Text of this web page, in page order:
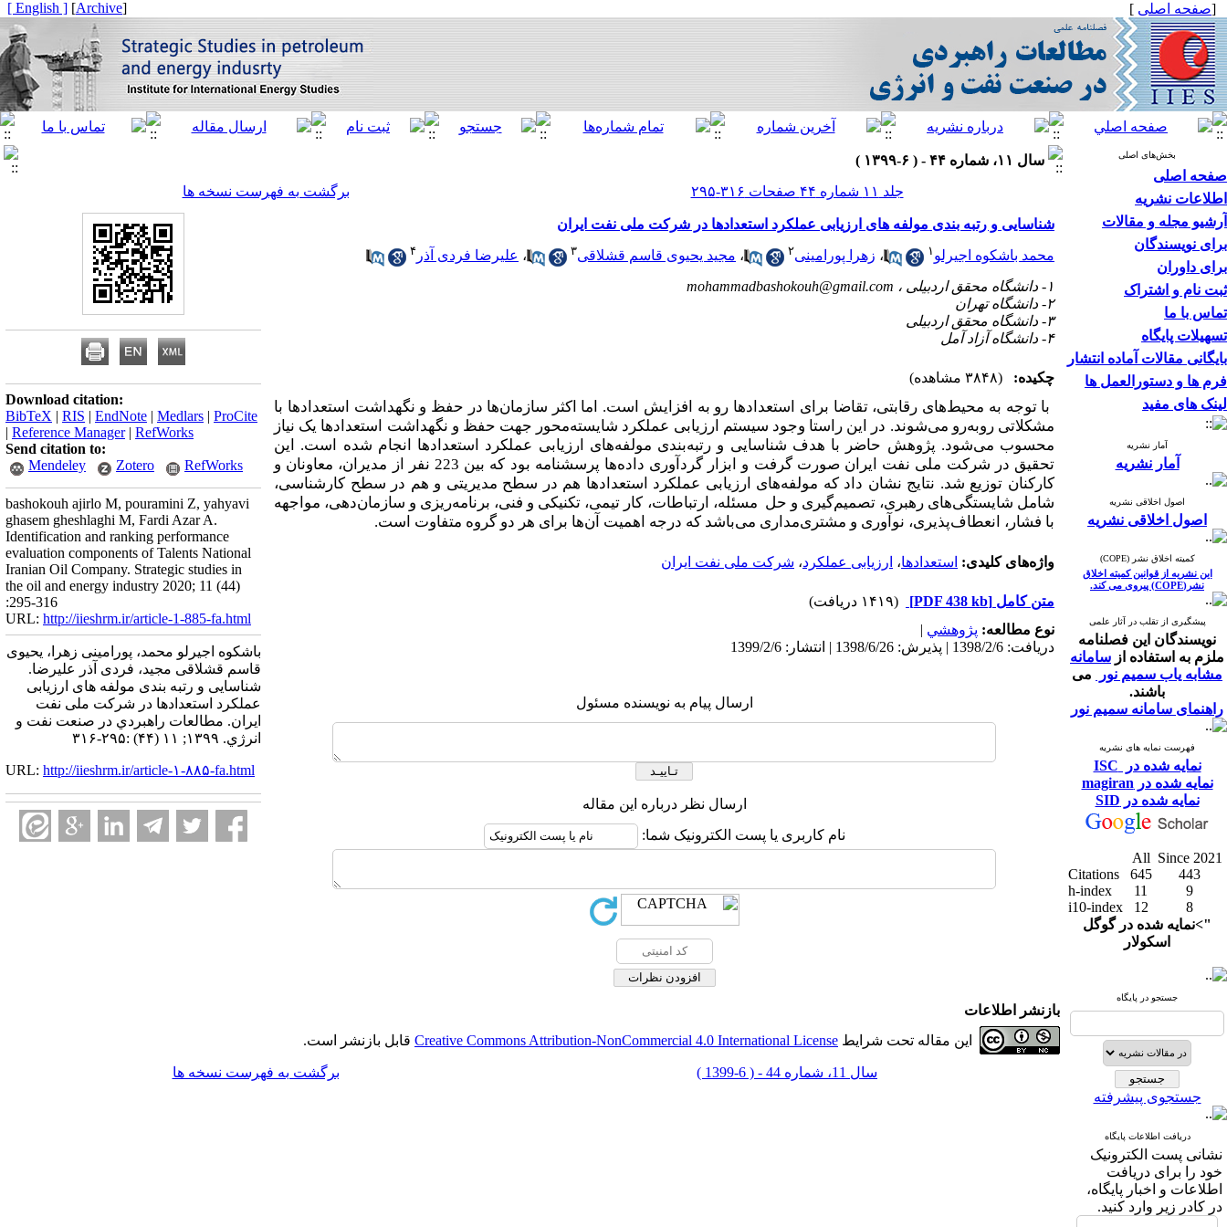
[صفحه اصلی ]
[
Archive
]
[ English ]
بخش‌های اصلی
صفحه اصلی
اطلاعات نشریه
آرشیو مجله و مقالات
برای نویسندگان
برای داوران
ثبت نام و اشتراک
تماس با ما
تسهیلات پایگاه
بایگانی مقالات آماده انتشار
فرم ها و دستورالعمل ها
لینک های مفید
آمار نشریه
آمار نشریه
اصول اخلاقی نشریه
اصول اخلاقی نشریه
کمیته اخلاق نشر (COPE)
این نشریه از قوانین کمیته اخلاق
نشر(COPE) پیروی می کند.
پیشگیری از تقلب در آثار علمی
نویسندگان این فصلنامه
ملزم به استفاده از سامانه
مشابه یاب سمیم نور
می
باشند.
راهنمای سامانه سمیم نور
فهرست نمایه های نشریه
نمایه شده در ISC
نمایه شده در magiran
نمایه شده در SID
All Since 2021
Citations
645
443
h-index
11
9
i10-index
12
8
">نمایه شده در گوگل
اسکولار
جستجو در پایگاه
جستجوی پیشرفته
دریافت اطلاعات پایگاه
نشانی پست الکترونیک
خود را برای دریافت
اطلاعات و اخبار پایگاه،
در کادر زیر وارد کنید.
سال ۱۱، شماره ۴۴ - ( ۶-۱۳۹۹ )
جلد ۱۱ شماره ۴۴ صفحات ۳۱۶-۲۹۵
برگشت به فهرست نسخه ها
شناسایی و رتبه بندی مولفه های ارزیابی عملکرد استعدادها در شرکت ملی نفت ایران
محمد باشکوه اجیرلو ۱ ، زهرا پورامینی۲ ، مجید یحیوی قاسم قشلاقی۳ ، علیرضا فردی آذر ۴
۱- دانشگاه محقق اردبیلی ،
mohammadbashokouh@gmail.com
۲- دانشگاه تهران
۳- دانشگاه محقق اردبیلی
۴- دانشگاه آزاد آمل
چکیده: (۳۸۴۸ مشاهده)
با توجه به محیطهای رقابتی، تقاضا برای استعدادها رو به افزایش است. اما اکثر سازمانها در حفظ و نگهداشت استعدادها با
مشکلاتی روبه‌رو می‌شوند. در این راستا وجود سیستم ارزیابی عملکرد شایسته‌محور جهت حفظ و نگهداشت استعدادها یک نیاز
محسوب می‌شود. پژوهش حاضر با هدف شناسایی و رتبه‌بندی مولفه‌های ارزیابی عملکرد استعدادها انجام شده است. این
تحقیق در شرکت ملی نفت ایران
صورت گرفت و ابزار گردآوری داده‌ها پرسشنامه بود که بین 223 نفر از مدیران، معاونان و
کارکنان توزیع شد. نتایج نشان داد که مولفه‌های ارزیابی عملکرد استعدادها هم در سطح مدیریتی و هم در سطح کارشناسی،
شامل شایستگی‌های رهبری، تصمیم‌‌گیری و حل مسئله، ارتباطات، کار تیمی، تکنیکی و فنی، برنامه‌ریزی و سازمان‌دهی، مواجهه
با فشار، انعطاف‌پذیری، نوآوری و مشتری‌مداری می‌باشد که درجه اهمیت آن‌ها برای هر دو گروه متفاوت است.
واژه‌های کلیدی: استعدادها، ارزیابی عملکرد، شرکت ملی نفت ایران
متن کامل [PDF 438 kb]
(۱۴۱۹ دریافت)
نوع مطالعه: پژوهشي |
دریافت: 1398/2/6 | پذیرش: 1398/6/26 | انتشار: 1399/2/6
ارسال پیام به نویسنده مسئول
ارسال نظر درباره این مقاله
نام کاربری یا پست الکترونیک شما:
Download citation:
BibTeX | RIS | EndNote | Medlars | ProCite
| Reference Manager| RefWorks
Send citation to:
Mendeley
Zotero RefWorks
bashokouh ajirlo M, pouramini Z, yahyavi
ghasem gheshlaghi M, Fardi Azar A.
Identification and ranking performance
evaluation components of Talents National
Iranian Oil Company. Strategic studies in
the oil and energy industry 2020; 11 (44)
:295-316
URL: http://iieshrm.ir/article-1-885-fa.html
باشکوه اجیرلو محمد، پورامینی زهرا، یحیوی
قاسم قشلاقی مجید، فردی آذر علیرضا.
شناسایی و رتبه بندی مولفه های ارزیابی
عملکرد استعدادها در شرکت ملی نفت
ایران. مطالعات راهبردي در صنعت نفت و
انرژي. ۱۳۹۹; ۱۱ (۴۴) :۲۹۵-۳۱۶
URL: http://iieshrm.ir/article-۱-۸۸۵-fa.html
بازنشر اطلاعات
این مقاله تحت شرایط Creative Commons Attribution-NonCommercial 4.0 International License قابل بازنشر است.
سال 11، شماره 44 - ( 6-1399 ) برگشت به فهرست نسخه ها